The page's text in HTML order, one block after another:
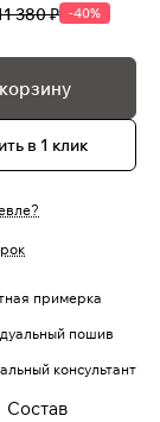
380 ₽ -40%
в 1 клик
примерка
пошив
консультант
Состав